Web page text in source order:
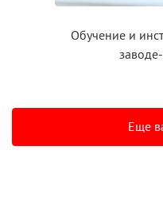
Обучение и
Еще